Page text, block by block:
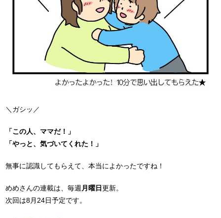
＼ガシッ／
「この人、ママだ！」
「やっと、気づいてくれた！」
無事に認識してもらえて、本当によかったですね！
めめさんの連載は、毎週 月曜日更新。
次回は8月24日予定です。